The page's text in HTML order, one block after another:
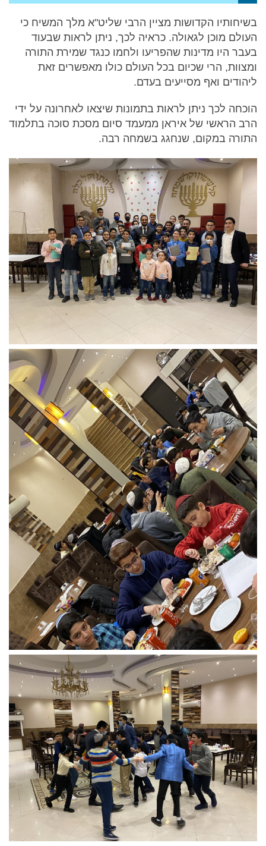
בשיחותיו הקדושות מציין הרבי שליט"א מלך המשיח כי
העולם מוכן לגאולה. כראיה לכך, ניתן לראות שבעוד
בעבר היו מדינות שהפריעו ולחמו כנגד שמירת התורה
ומצוות, הרי שכיום בכל העולם כולו מאפשרים זאת
ליהודים ואף מסייעים בעדם.
הוכחה לכך ניתן לראות בתמונות שיצאו לאחרונה על ידי
הרב הראשי של איראן ממעמד סיום מסכת סוכה בתלמוד
התורה במקום, שנחגג בשמחה רבה.